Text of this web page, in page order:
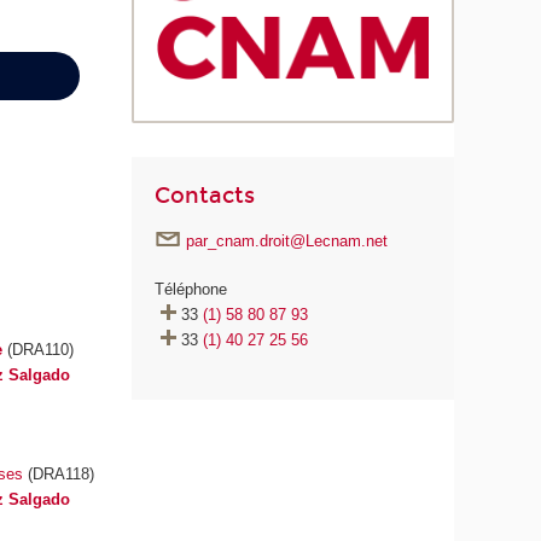
(DRA110)
Salgado
(DRA118)
Salgado
Contacts
par_cnam.droit@Lecnam.net
Téléphone
33(1) 58 80 87 93
33(1) 40 27 25 56